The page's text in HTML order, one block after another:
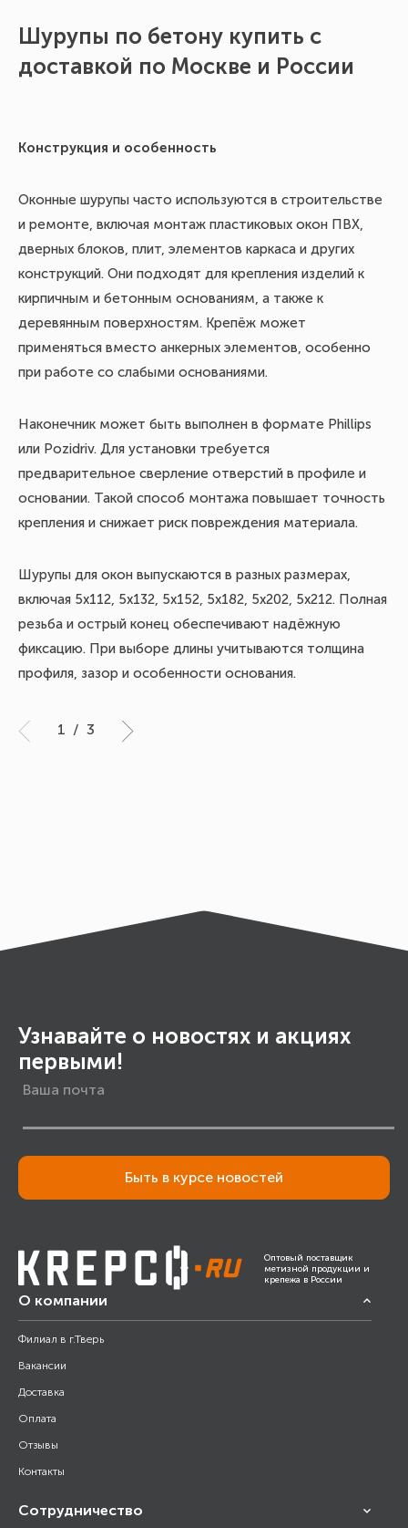
Шурупы по бетону купить с
доставкой по Москве и России
Конструкция и особенность
Оконные шурупы часто используются в строительстве
и ремонте, включая монтаж пластиковых окон ПВХ,
дверных блоков, плит, элементов каркаса и других
конструкций. Они подходят для крепления изделий к
кирпичным и бетонным основаниям, а также к
деревянным поверхностям. Крепёж может
применяться вместо анкерных элементов, особенно
при работе со слабыми основаниями.
Наконечник может быть выполнен в формате Phillips
или Pozidriv. Для установки требуется
предварительное сверление отверстий в профиле и
основании. Такой способ монтажа повышает точность
крепления и снижает риск повреждения материала.
Шурупы для окон выпускаются в разных размерах,
включая 5х112, 5х132, 5х152, 5х182, 5х202, 5х212. Полная
резьба и острый конец обеспечивают надёжную
фиксацию. При выборе длины учитываются толщина
профиля, зазор и особенности основания.
1 / 3
Узнавайте о новостях и акциях
первыми!
Быть в курсе новостей
Оптовый поставщик
метизной продукции и
крепежа в России
О компании
Филиал в г.Тверь
Вакансии
Доставка
Оплата
Отзывы
Контакты
Сотрудничество